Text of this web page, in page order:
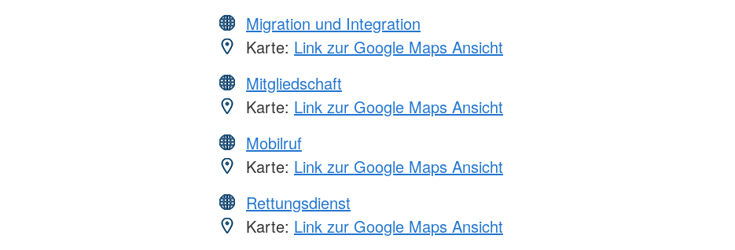
Migration und Integration
Karte: Link zur Google Maps Ansicht
Mitgliedschaft
Karte: Link zur Google Maps Ansicht
Mobilruf
Karte: Link zur Google Maps Ansicht
Rettungsdienst
Karte: Link zur Google Maps Ansicht